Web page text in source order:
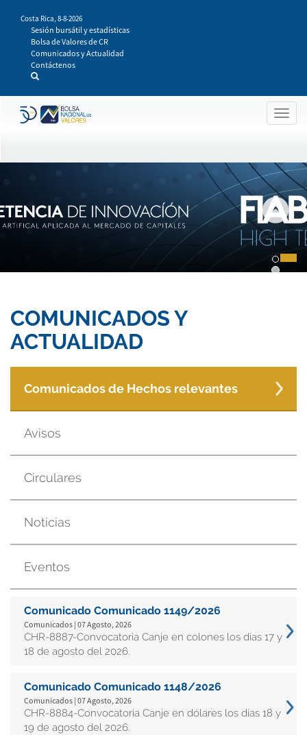
contenido
principal
Costa Rica, 8-8-2026
Sesión bursátil y estadísticas
Bolsa de Valores de CR
Comunicados y Actualidad
Contáctenos
COMUNICADOS Y
ACTUALIDAD
Comunicados de Hechos relevantes
Avisos
Circulares
Noticias
Eventos
Comunicado Comunicado 1149/2026
Comunicados | 07 Agosto, 2026
CHR-8887-Convocatoria Canje en colones los días 17 y
18 de agosto del 2026.
Comunicado Comunicado 1148/2026
Comunicados | 07 Agosto, 2026
CHR-8884-Convocatoria Canje en dólares los días 18 y
19 de agosto del 2026.